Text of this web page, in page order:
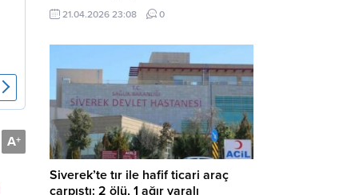
A+
ilçesinde düzenlenen operasyonla,
hakkında kesinleşmiş hapis cezası
teslim edildi. Haber Merkezi – Şanlıurfa
Valiliği İl Basın ve Halkla İlişkiler
Müdürlüğü tarafından yapılan açıklamaya
göre; İl...
21.04.2026 23:08 0
Siverek’te tır ile hafif ticari araç
çarpıştı: 2 ölü, 1 ağır yaralı